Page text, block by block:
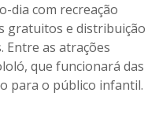
dia com recreação
gratuitos e distribuição
Entre as atrações
, que funcionará das
para o público infantil.